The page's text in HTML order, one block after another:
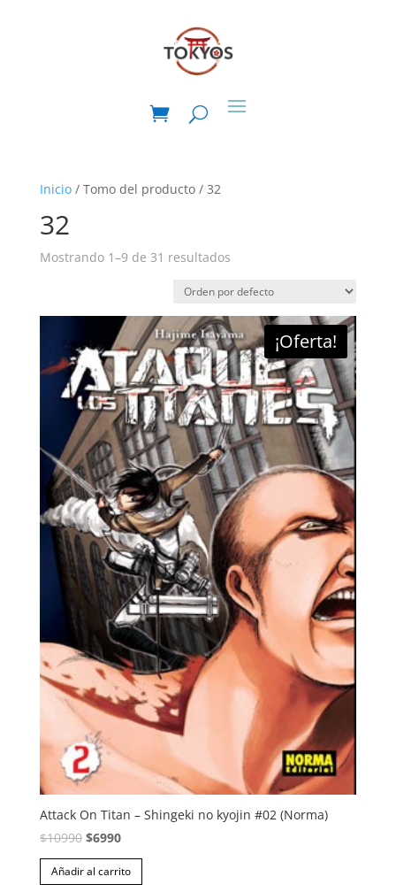
Inicio/ Tomo del producto / 32
32
Mostrando 1–9 de 31 resultados
¡Oferta!
Attack On Titan – Shingeki no kyojin #02 (Norma)
$10990 El
precio
original
$6990El
precio
actual
Añadir al carrito